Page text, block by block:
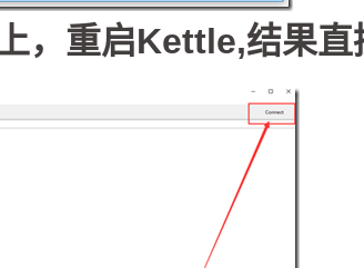
，重启Kettle,结果直